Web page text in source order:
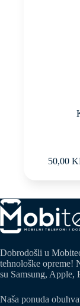
50,00
Dobrodošli u
tehnološke opreme!
su Samsung, Apple,
Naša ponuda